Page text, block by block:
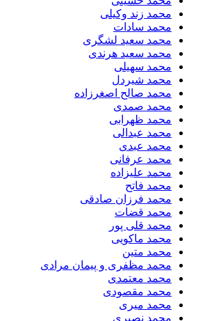
محمد زند وکیلی
محمد سادات
محمد سعید لشگری
محمد سعید هرندی
محمد سهیلی
​محمد شیردل
محمد صالح اصغرزاده
محمد صمدی
محمد ظهرابی
محمد عبدالی
محمد عبدی
محمد عرفانی
محمد علیزاده
محمد فاتح
محمد فرزان صادقی
محمد قضات
محمد قلی پور
محمد ماکویی
محمد متین
محمد مظفری و پیمان مرادی
محمد معتمدی
محمد مقصودی
محمد میری
محمد نصیری